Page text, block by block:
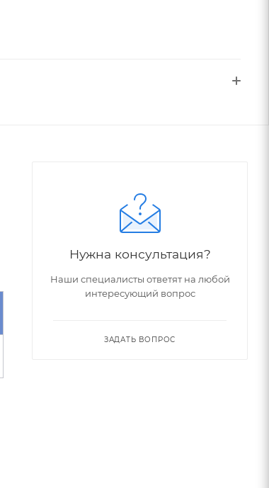
Нужна консультация?
Наши специалисты ответят на любой
интересующий вопрос
ЗАДАТЬ ВОПРОС